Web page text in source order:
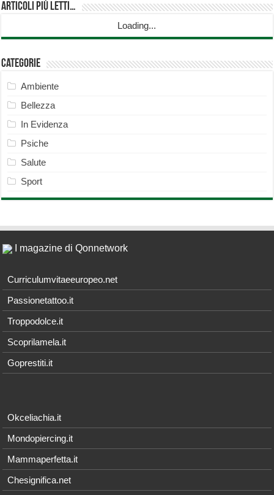
Articoli più Letti…
Loading...
Categorie
Ambiente
Bellezza
In Evidenza
Psiche
Salute
Sport
I magazine di Qonnetwork
Curriculumvitaeeuropeo.net
Passionetattoo.it
Troppodolce.it
Scoprilamela.it
Goprestiti.it
Okceliachia.it
Mondopiercing.it
Mammaperfetta.it
Chesignifica.net